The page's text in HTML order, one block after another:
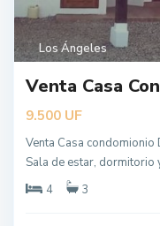
Los Ángeles
Venta Casa
9.500 UF
Venta Casa
Sala de estar, dormitorio
4
3